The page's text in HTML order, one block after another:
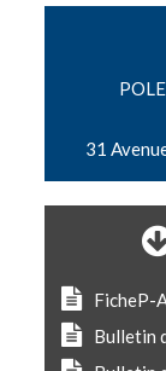
31
FicheP-
Bulletin